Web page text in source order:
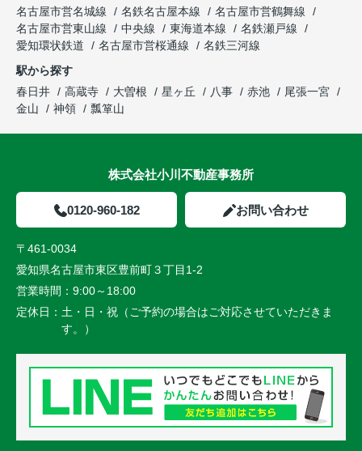
名古屋市営名城線
名鉄名古屋本線
名古屋市営鶴舞線
名古屋市営東山線
中央線 東海道本線
名鉄瀬戸線
愛知環状鉄道
名古屋市営桜通線
名鉄三河線
駅から探す
春日井
高蔵寺 大曽根 星ヶ丘 八事 赤池
尾張一宮
金山
神領 瓢箪山
株式会社小川不動産事務所
0120-960-182 お問い合わせ
〒461-0034
愛知県名古屋市東区豊前町３丁目1-2
営業時間： 9:00～18:00
定休日： 土・日・祝（ご予約の場合はご対応させていただきま
す。）